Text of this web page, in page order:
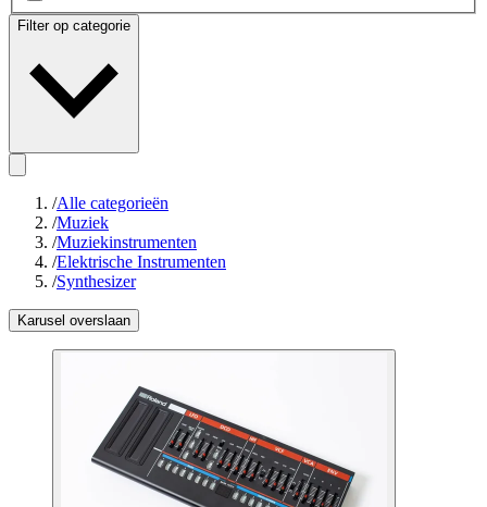
Filter op categorie
/Alle categorieën
/Muziek
/Muziekinstrumenten
/Elektrische Instrumenten
/Synthesizer
Karusel overslaan